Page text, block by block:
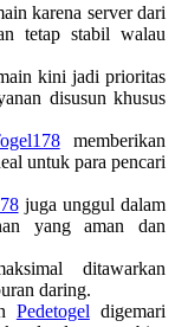
karena server dari
tetap stabil walau
kini jadi prioritas
disusun khusus
memberikan
untuk para pencari
juga unggul dalam
yang aman dan
ditawarkan
daring.
Pedetogel digemari